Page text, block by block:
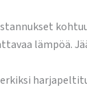
lämpöä.